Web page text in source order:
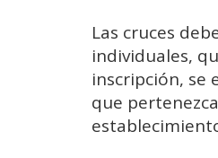
Las cruces
individuales,
inscripción, se
que